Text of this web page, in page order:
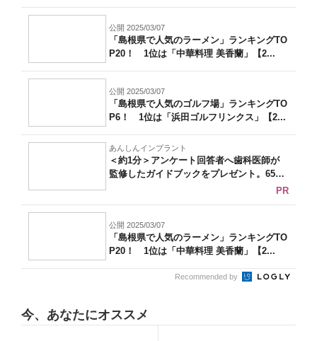
公開 2025/03/07
「島根県で人気のラーメン」ランキングTO
P20！ 1位は「中華料理 美香蘭」【2...
公開 2025/03/07
「島根県で人気のゴルフ場」ランキングTO
P6！ 1位は「浜田ゴルフリンクス」【2...
あんしんインプラント
＜約1分＞アンケート回答者へ歯科医師が
監修したガイドブックをプレゼント。65歳
PR
公開 2025/03/07
「島根県で人気のラーメン」ランキングTO
P20！ 1位は「中華料理 美香蘭」【2...
Recommended by
今、あなたにオススメ